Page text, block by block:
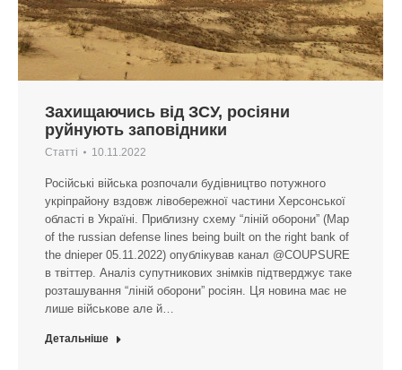
Захищаючись від ЗСУ, росіяни
руйнують заповідники
Статті 10.11.2022
Російські війська розпочали будівництво потужного
укріпрайону вздовж лівобережної частини Херсонської
області в Україні. Приблизну схему “ліній оборони” (Map
of the russian defense lines being built on the right bank of
the dnieper 05.11.2022) опублікував канал @COUPSURE
в твіттер. Аналіз супутникових знімків підтверджує таке
розташування “ліній оборони” росіян. Ця новина має не
лише військове але й…
Детальніше